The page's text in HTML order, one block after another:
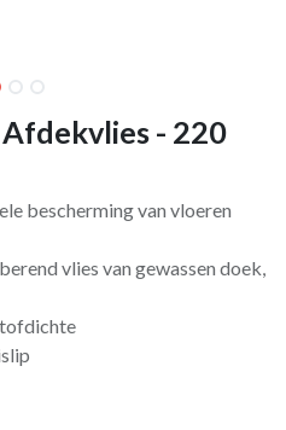
- 220
bescherming van vloeren
vlies van gewassen doek,